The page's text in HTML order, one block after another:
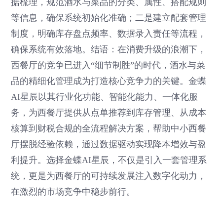
等信息，确保系统初始化准确；二是建立配套管理
制度，明确库存盘点频率、数据录入责任等流程，
确保系统有效落地。结语：在消费升级的浪潮下，
西餐厅的竞争已进入“细节制胜”的时代，酒水与菜
品的精细化管理成为打造核心竞争力的关键。金蝶
AI星辰以其行业化功能、智能化能力、一体化服
务，为西餐厅提供从点单推荐到库存管理、从成本
核算到财税合规的全流程解决方案，帮助中小西餐
厅摆脱经验依赖，通过数据驱动实现降本增效与盈
利提升。选择金蝶AI星辰，不仅是引入一套管理系
统，更是为西餐厅的可持续发展注入数字化动力，
在激烈的市场竞争中稳步前行。